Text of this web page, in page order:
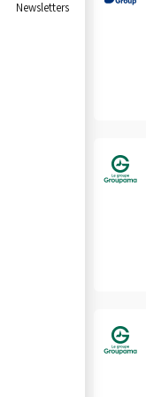
Newsletters